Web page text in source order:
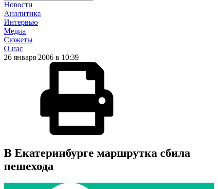
Новости
Аналитика
Интервью
Медиа
Сюжеты
О нас
26 января 2006 в 10:39
В Екатеринбурге маршрутка сбила
пешехода